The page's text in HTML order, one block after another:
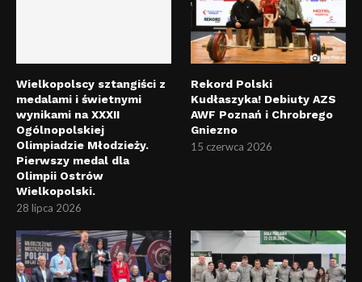
Wielkopolscy sztangiści z
medalami i świetnymi
wynikami na XXXII
Ogólnopolskiej
Olimpiadzie Młodzieży.
Pierwszy medal dla
Olimpii Ostrów
Wielkopolski.
28 lipca 2026
Rekord Polski
Kudłaszyka! Debiuty AZS
AWF Poznań i Chrobrego
Gniezno
15 czerwca 2026